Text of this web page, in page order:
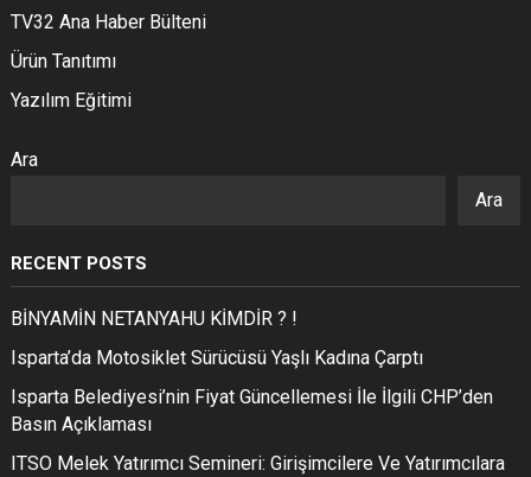
TV32 Ana Haber Bülteni
Ürün Tanıtımı
Yazılım Eğitimi
Ara
Ara
RECENT POSTS
BİNYAMİN NETANYAHU KİMDİR ? !
Isparta’da Motosiklet Sürücüsü Yaşlı Kadına Çarptı
Isparta Belediyesi’nin Fiyat Güncellemesi İle İlgili CHP’den
Basın Açıklaması
ITSO Melek Yatırımcı Semineri: Girişimcilere Ve Yatırımcılara